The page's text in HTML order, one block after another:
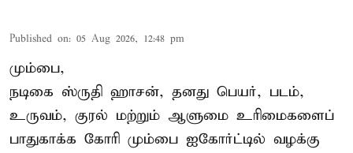
Published on: 05 Aug 2026, 12:48 pm
மும்பை,
நடிகை ஸ்ருதி ஹாசன், தனது பெயர், படம்,
உருவம், குரல் மற்றும் ஆளுமை உரிமைகளைப்
பாதுகாக்க கோரி மும்பை ஐகோர்ட்டில் வழக்கு